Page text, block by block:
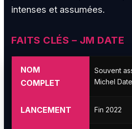
intenses et assumées.
FAITS CLÉS – JM DATE
NOM
COMPLET
Souvent
Michel
LANCEMENT Fin 2022